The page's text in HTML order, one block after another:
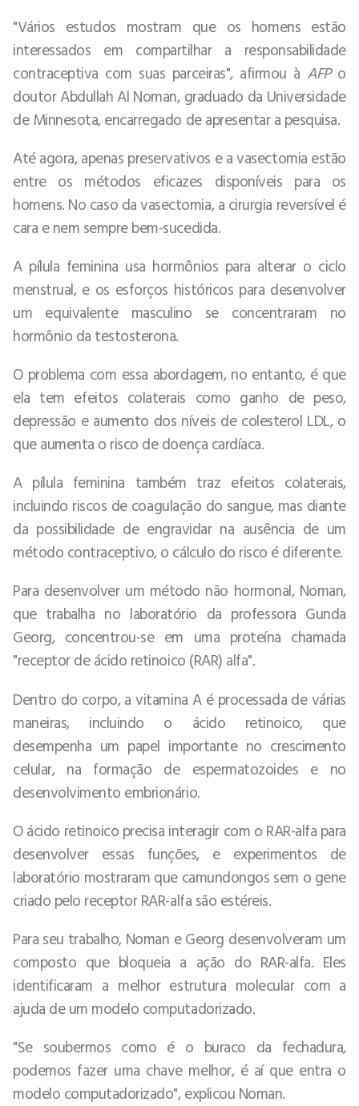
"Vários estudos mostram que os homens estão
interessados em compartilhar a responsabilidade
contraceptiva com suas parceiras", afirmou à AFPo
doutor Abdullah Al Noman, graduado da Universidade
de Minnesota, encarregado de apresentar a pesquisa.
Até agora, apenas preservativos e a vasectomia estão
entre os métodos eficazes disponíveis para os
homens. No caso da vasectomia, a cirurgia reversível é
cara e nem sempre bem-sucedida.
A pílula feminina usa hormônios para alterar o ciclo
menstrual, e os esforços históricos para desenvolver
um equivalente masculino se concentraram no
hormônio da testosterona.
O problema com essa abordagem, no entanto, é que
ela tem efeitos colaterais como ganho de peso,
depressão e aumento dos níveis de colesterol LDL, o
que aumenta o risco de doença cardíaca.
A pílula feminina também traz efeitos colaterais,
incluindo riscos de coagulação do sangue, mas diante
da possibilidade de engravidar na ausência de um
método contraceptivo, o cálculo do risco é diferente.
Para desenvolver um método não hormonal, Noman,
que trabalha no laboratório da professora Gunda
Georg, concentrou-se em uma proteína chamada
"receptor de ácido retinoico (RAR) alfa".
Dentro do corpo, a vitamina A é processada de várias
maneiras, incluindo o ácido retinoico, que
desempenha um papel importante no crescimento
celular, na formação de espermatozoides e no
desenvolvimento embrionário.
O ácido retinoico precisa interagir com o RAR-alfa para
desenvolver essas funções, e experimentos de
laboratório mostraram que camundongos sem o gene
criado pelo receptor RAR-alfa são estéreis.
Para seu trabalho, Noman e Georg desenvolveram um
composto que bloqueia a ação do RAR-alfa. Eles
identificaram a melhor estrutura molecular com a
ajuda de um modelo computadorizado.
"Se soubermos como é o buraco da fechadura,
podemos fazer uma chave melhor, é aí que entra o
modelo computadorizado", explicou Noman.